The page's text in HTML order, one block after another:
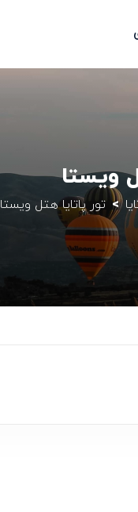
ویستا
تور پاتایا هتل ویستا